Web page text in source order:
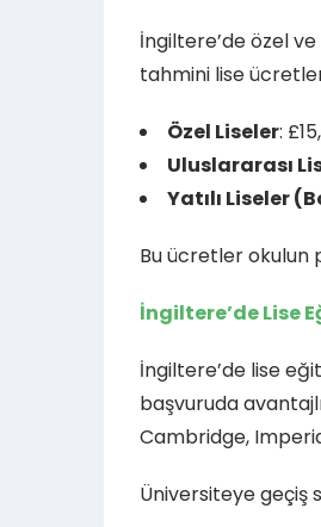
İngiltere’de özel
tahmini lise
Özel Liseler:
Uluslararası
Yatılı Liseler
Bu ücretler okulun
İngiltere’de Lise
İngiltere’de lise
başvuruda
Cambridge,
Üniversiteye geçiş